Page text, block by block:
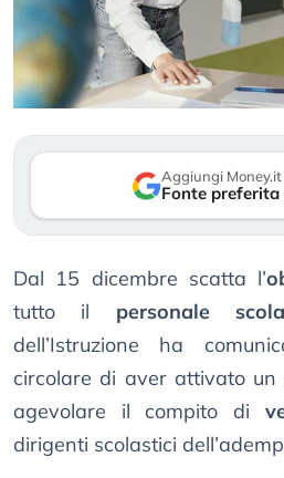
Aggiungi Money.it
Fonte preferita
Dal 15 dicembre scatta l’
tutto il personale
dell’Istruzione ha
circolare di aver attivato
agevolare il compito di
dirigenti scolastici